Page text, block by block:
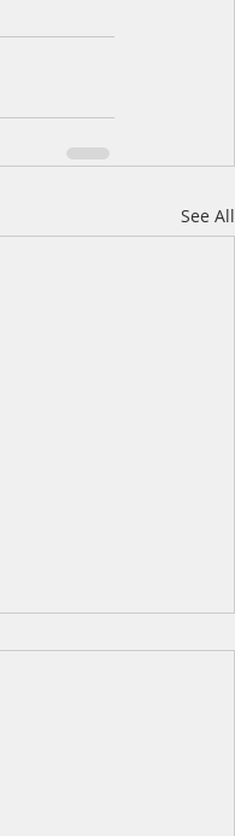
See All